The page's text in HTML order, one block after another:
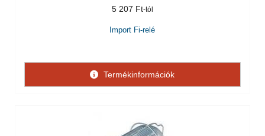
5 207 Ft
Import Fi-relé
Termékinformációk